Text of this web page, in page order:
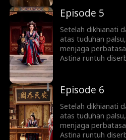
menebas musuh
lalu naik menuju
Episode 5
Setelah dikhianati
atas tuduhan
menjaga
Astina runtuh
menebas musuh
lalu naik menuju
Episode 6
Setelah dikhianati
atas tuduhan
menjaga
Astina runtuh